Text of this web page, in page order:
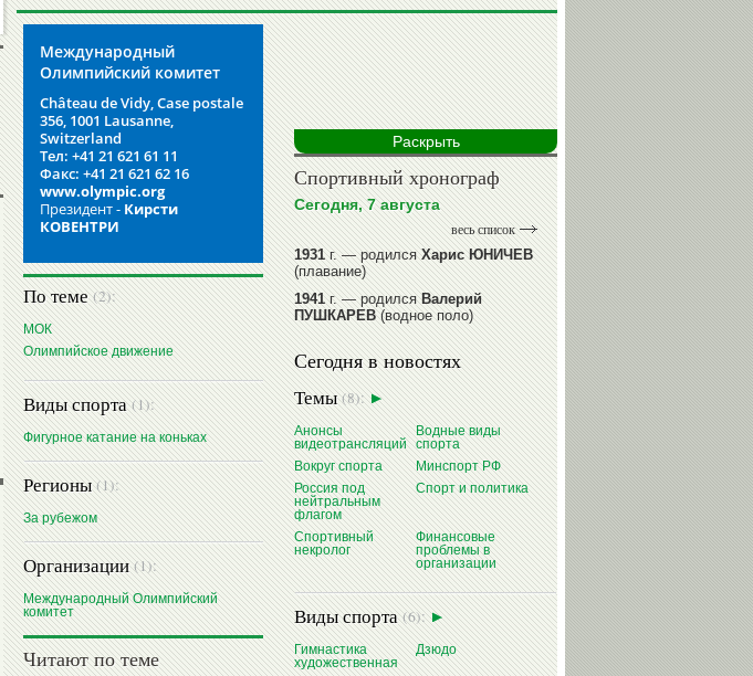
Международный
Олимпийский комитет
Château de Vidy, Case postale
356, 1001 Lausanne,
Switzerland
Тел: +41 21 621 61 11
Факс: +41 21 621 62 16
www.olympic.org
Президент - Кирсти
КОВЕНТРИ
По теме(2):
МОК
Олимпийское движение
Виды спорта(1):
Фигурное катание на коньках
Регионы(1):
За рубежом
Организации(1):
Международный Олимпийский
комитет
Читают по теме
Раскрыть
Спортивный хронограф
Сегодня, 7 августа
весь список
1931г. — родилсяХарис ЮНИЧЕВ
(плавание)
1941г. — родилсяВалерий
ПУШКАРЕВ(водное поло)
1947г. — родилсяВалерий
ИЛЬИНЫХ(гимнастика спортивная)
1954г. — родилсяВалерий
ГАЗЗАЕВ(футбол)
1956г. — родилсяВладимир
РЫБАКОВ(легкая атлетика)
читать далее
Сегодня в новостях
Темы(8):
Анонсы
видеотрансляций
Водные виды
спорта
Вокруг спорта
Минспорт РФ
Россия под
нейтральным
флагом
Спорт и политика
Спортивный
некролог
Финансовые
проблемы в
организации
Виды спорта(6):
Гимнастика
художественная
Дзюдо